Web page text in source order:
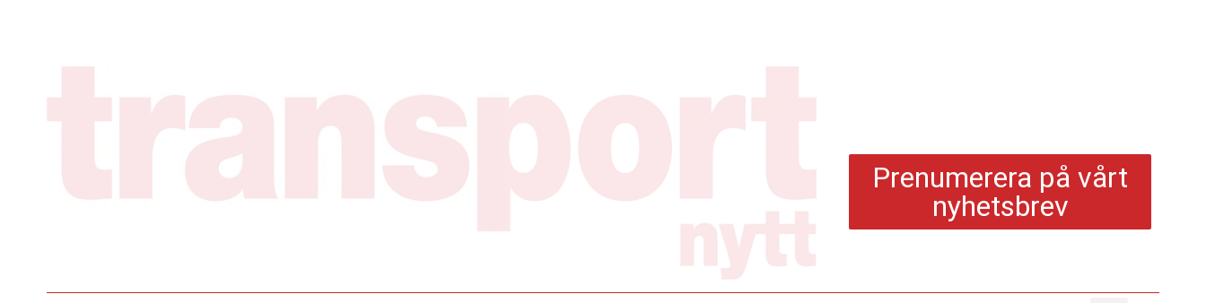
Prenumerera på vårt
nyhetsbrev